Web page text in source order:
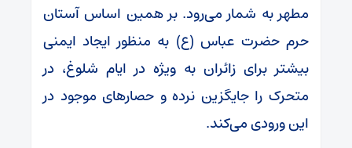
مطهر به شمار می‌رود. بر همین اساس آستان
حرم حضرت عباس (ع) به منظور ایجاد ایمنی
بیشتر برای زائران به ویژه در ایام شلوغ، در
متحرک را جایگزین نرده و حصارهای موجود در
این ورودی می‌کند.